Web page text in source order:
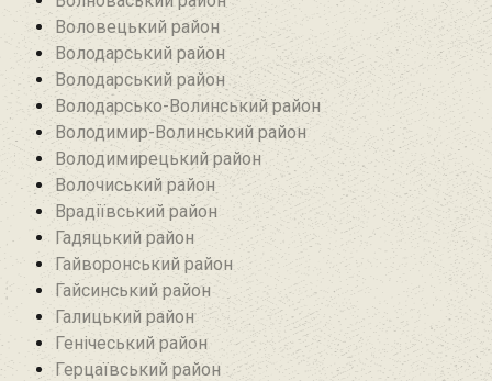
Воловецький район
Володарський район
Володарський район
Володарсько-Волинський район
Володимир-Волинський район
Володимирецький район‎
Волочиський район
Врадіївський район‎
Гадяцький район
Гайворонський район
Гайсинський район
Галицький район
Генічеський район
Герцаївський район